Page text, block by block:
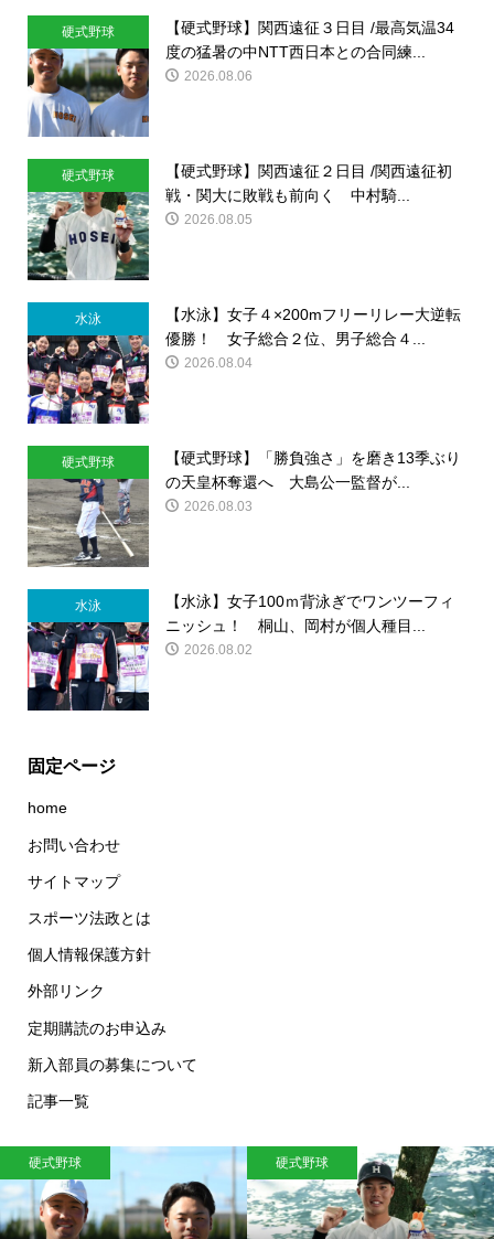
硬式野球
【硬式野球】関西遠征３日目 /最高気温34
度の猛暑の中NTT西日本との合同練...
2026.08.06
硬式野球
【硬式野球】関西遠征２日目 /関西遠征初
戦・関大に敗戦も前向く 中村騎...
2026.08.05
水泳
【水泳】女子４×200mフリーリレー大逆転
優勝！ 女子総合２位、男子総合４...
2026.08.04
硬式野球
【硬式野球】「勝負強さ」を磨き13季ぶり
の天皇杯奪還へ 大島公一監督が...
2026.08.03
水泳
【水泳】女子100ｍ背泳ぎでワンツーフィ
ニッシュ！ 桐山、岡村が個人種目...
2026.08.02
固定ページ
home
お問い合わせ
サイトマップ
スポーツ法政とは
個人情報保護方針
外部リンク
定期購読のお申込み
新入部員の募集について
記事一覧
硬式野球 硬式野球